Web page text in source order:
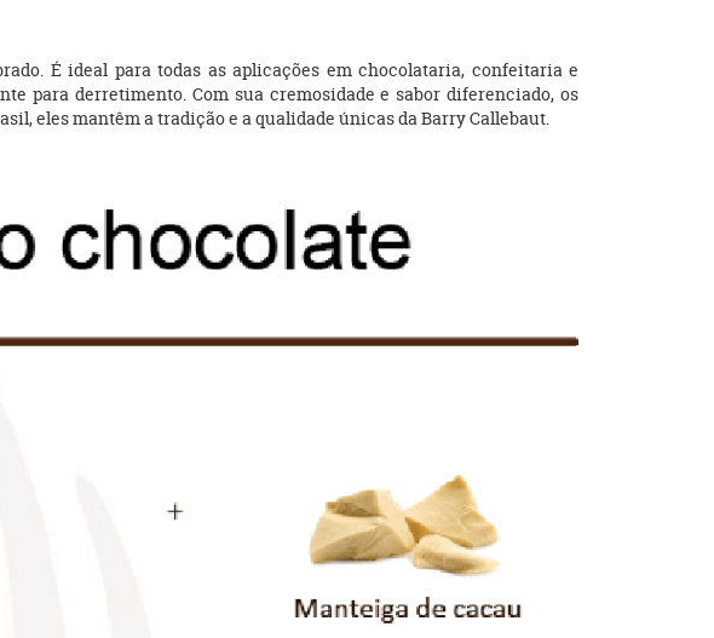
É ideal para todas as aplicações em chocolataria, confeitaria e
para derretimento. Com sua cremosidade e sabor diferenciado, os
eles mantêm a tradição e a qualidade únicas da Barry Callebaut.